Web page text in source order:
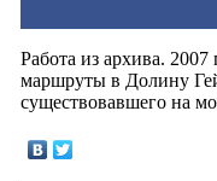
Работа из архива.
маршруты в Долину
существовавшего на